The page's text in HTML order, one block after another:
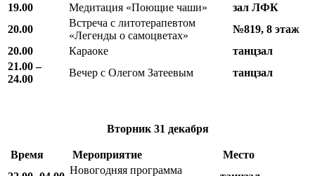
19.00
Медитация «Поющие чаши»
зал ЛФК
20.00
Встреча с литотерапевтом
«Легенды о самоцветах»
№819, 8 этаж
20.00
Караоке
танцзал
21.00 –
24.00
Вечер с Олегом Затеевым танцзал
Вторник 31 декабря
Время Мероприятие
Место
Новогодняя программа